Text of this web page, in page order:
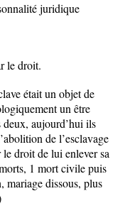
juridique
le droit.
était un objet de
un être
aujourd’hui ils
de l’esclavage
droit de lui enlever sa
1 mort civile puis
mariage dissous, plus